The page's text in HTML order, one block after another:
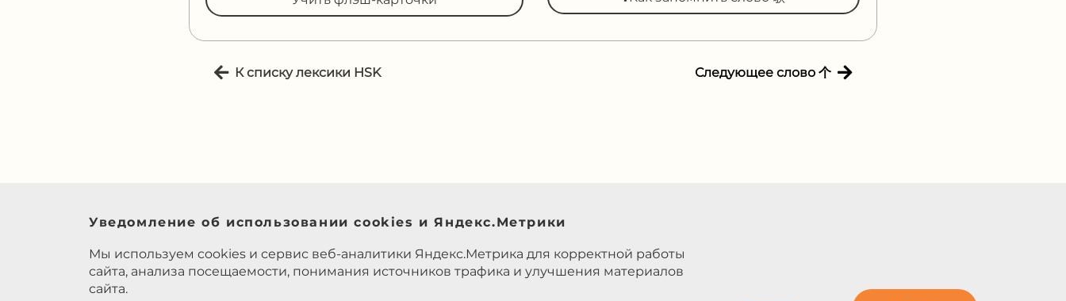
К списку лексики HSK Следующее слово 个
Уведомление об использовании cookies и Яндекс.Метрики
Мы используем cookies и сервис веб-аналитики Яндекс.Метрика для корректной работы
сайта, анализа посещаемости, понимания источников трафика и улучшения материалов
сайта.